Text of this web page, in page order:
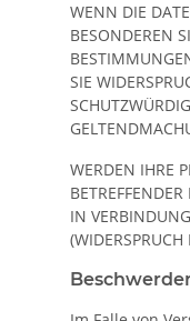
WENN DIE
BESONDEREN
SIE
WERDEN IHRE
IN